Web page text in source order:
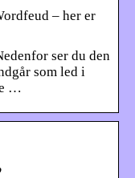
– her er
ser du den
som led i
…